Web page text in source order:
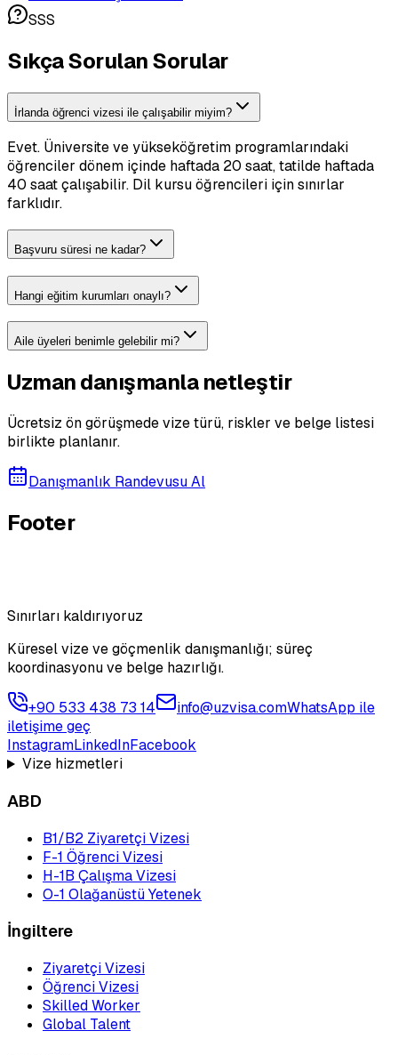
SSS
Sıkça Sorulan Sorular
İrlanda öğrenci vizesi ile çalışabilir miyim?
Evet. Üniversite ve yükseköğretim programlarındaki
öğrenciler dönem içinde haftada 20 saat, tatilde haftada
40 saat çalışabilir. Dil kursu öğrencileri için sınırlar
farklıdır.
Başvuru süresi ne kadar?
Hangi eğitim kurumları onaylı?
Aile üyeleri benimle gelebilir mi?
Uzman danışmanla netleştir
Ücretsiz ön görüşmede vize türü, riskler ve belge listesi
birlikte planlanır.
Danışmanlık Randevusu Al
Footer
Sınırları kaldırıyoruz
Küresel vize ve göçmenlik danışmanlığı; süreç
koordinasyonu ve belge hazırlığı.
+90 533 438 73 14 info@uzvisa.comWhatsApp ile
iletişime geç
InstagramLinkedInFacebook
Vize hizmetleri
ABD
B1/B2 Ziyaretçi Vizesi
F-1 Öğrenci Vizesi
H-1B Çalışma Vizesi
O-1 Olağanüstü Yetenek
İngiltere
Ziyaretçi Vizesi
Öğrenci Vizesi
Skilled Worker
Global Talent